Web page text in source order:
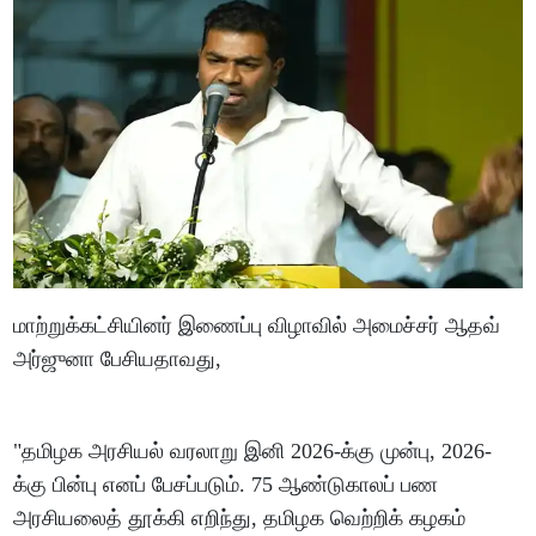
மாற்றுக்கட்சியினர் இணைப்பு விழாவில் அமைச்சர் ஆதவ்
அர்ஜுனா பேசியதாவது,
"தமிழக அரசியல் வரலாறு இனி 2026-க்கு முன்பு, 2026-
க்கு பின்பு எனப் பேசப்படும். 75 ஆண்டுகாலப் பண
அரசியலைத் தூக்கி எறிந்து, தமிழக வெற்றிக் கழகம்